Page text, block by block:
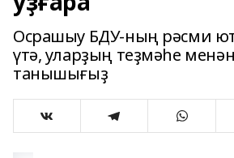
Осрашыу БДУ-ның рәсми
үтә, уларҙың теҙмәһе
танышығыҙ